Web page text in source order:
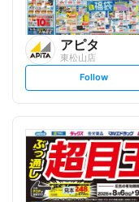
アピタ
東松山店
s
t
l
o
w
Follow